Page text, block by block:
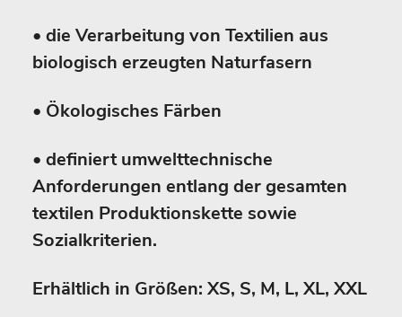
• die Verarbeitung von Textilien aus
biologisch erzeugten Naturfasern
• Ökologisches Färben
• definiert umwelttechnische
Anforderungen entlang der gesamten
textilen Produktionskette sowie
Sozialkriterien.
Erhältlich in Größen: XS, S, M, L, XL, XXL